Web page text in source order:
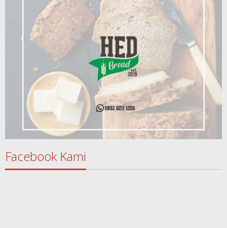
Facebook Kami